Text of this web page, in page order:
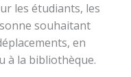
les étudiants, les
souhaitant
en
à la bibliothèque.